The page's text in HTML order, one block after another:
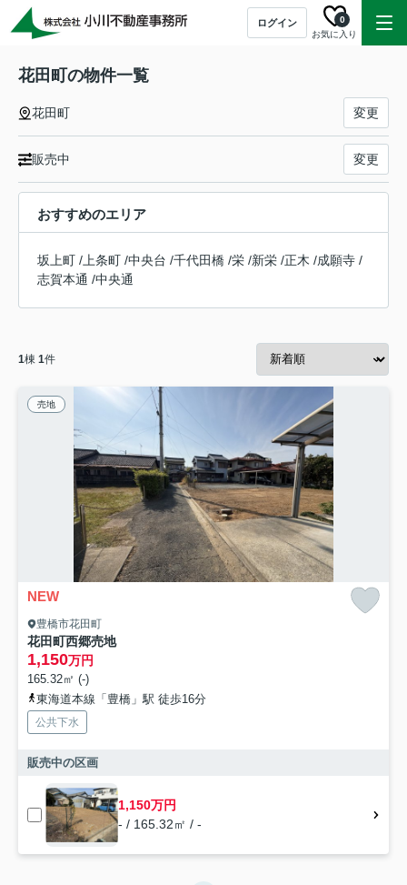
ログイン
お気に入り
0
花田町の物件一覧
花田町 変更
販売中 変更
おすすめのエリア
坂上町 / 上条町 /中央台 /千代田橋 /栄 /新栄 /正木 /成願寺 /
志賀本通 /中央通
1棟 1件
売地
NEW
豊橋市花田町
花田町西郷売地
1,150万円
165.32㎡ (-)
東海道本線「豊橋」駅 徒歩16分
公共下水
販売中の区画
1,150万円
- / 165.32㎡ / -